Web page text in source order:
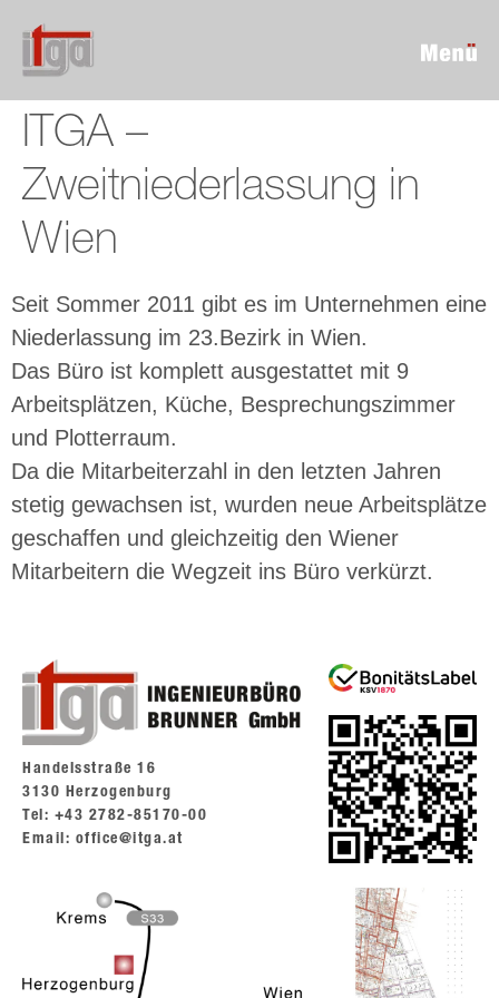
ITGA –
Zweitniederlassung in
Wien
Seit Sommer 2011 gibt es im Unternehmen eine
Niederlassung im 23.Bezirk in Wien.
Das Büro ist komplett ausgestattet mit 9
Arbeitsplätzen, Küche, Besprechungszimmer
und Plotterraum.
Da die Mitarbeiterzahl in den letzten Jahren
stetig gewachsen ist, wurden neue Arbeitsplätze
geschaffen und gleichzeitig den Wiener
Mitarbeitern die Wegzeit ins Büro verkürzt.
Handelsstraße 16
3130 Herzogenburg
Tel: +43 2782-85170-00
Email: office@itga.at